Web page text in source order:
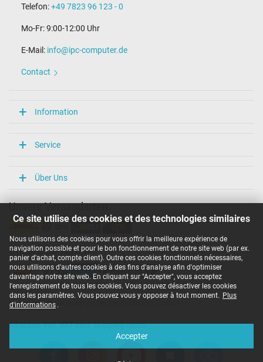
Ce site utilise des cookies et des technologies similaires
Nous utilisons des cookies pour vous offrir la meilleure expérience de
navigation possible et pour le bon fonctionnement de notre site web (par ex.
panier d'achat, compte client). Outre ces cookies fonctionnels nécessaires,
nous utilisons d'autres cookies à des fins d'analyse afin d'optimiser
davantage notre site web. En cliquant sur "Accepter", vous acceptez
l'enregistrement de tous les cookies. Vous pouvez désactiver les cookies
dans les paramètres. Vous pouvez vous y opposer à tout moment. Plus
d'informations .
Accepter
Telefon:+49 7823 96 123 - 0
Mo-Fr: 9:00-12:00 Uhr
E-Mail: info@ipc-computer.de
Contact
Information
Service
Über Uns
Unsere Versandarten
Unsere Zahlarten
Copyright ©IPC-Computer Deutschland GmbH
All prices incl. VAT excl. shipping costs